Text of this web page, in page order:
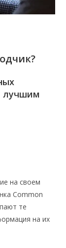
лучшим
на своем
Common
те
на их